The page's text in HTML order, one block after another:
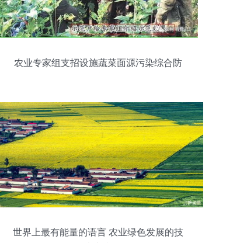
农业专家组支招设施蔬菜面源污染综合防
世界上最有能量的语言 农业绿色发展的技